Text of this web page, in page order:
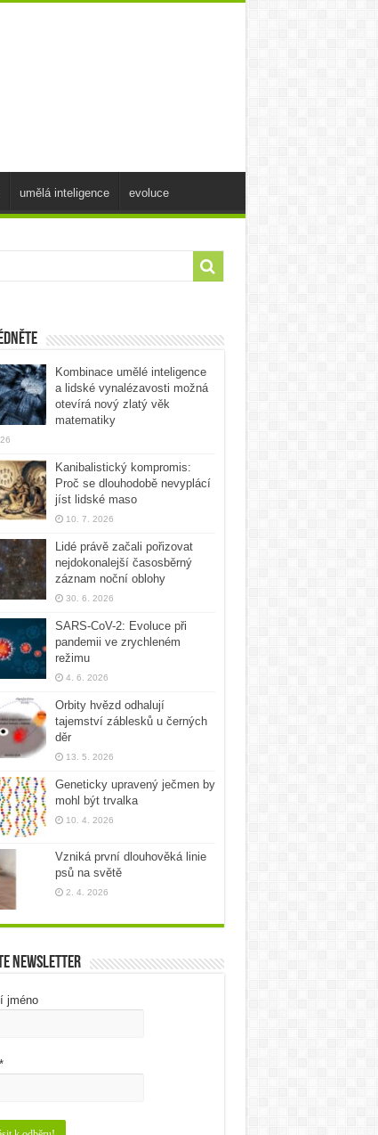
umělá inteligence evoluce
Kombinace umělé inteligence
a lidské vynalézavosti možná
otevírá nový zlatý věk
matematiky
Kanibalistický kompromis:
Proč se dlouhodobě nevyplácí
jíst lidské maso
10. 7. 2026
Lidé právě začali pořizovat
nejdokonalejší časosběrný
záznam noční oblohy
30. 6. 2026
SARS-CoV-2: Evoluce při
pandemii ve zrychleném
režimu
4. 6. 2026
Orbity hvězd odhalují
tajemství záblesků u černých
děr
13. 5. 2026
Geneticky upravený ječmen by
mohl být trvalka
10. 4. 2026
Vzniká první dlouhověká linie
psů na světě
2. 4. 2026
newsletter
jméno
*